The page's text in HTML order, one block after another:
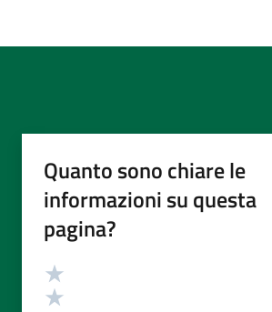
Quanto sono chiare le
informazioni su questa
pagina?
Valutazione